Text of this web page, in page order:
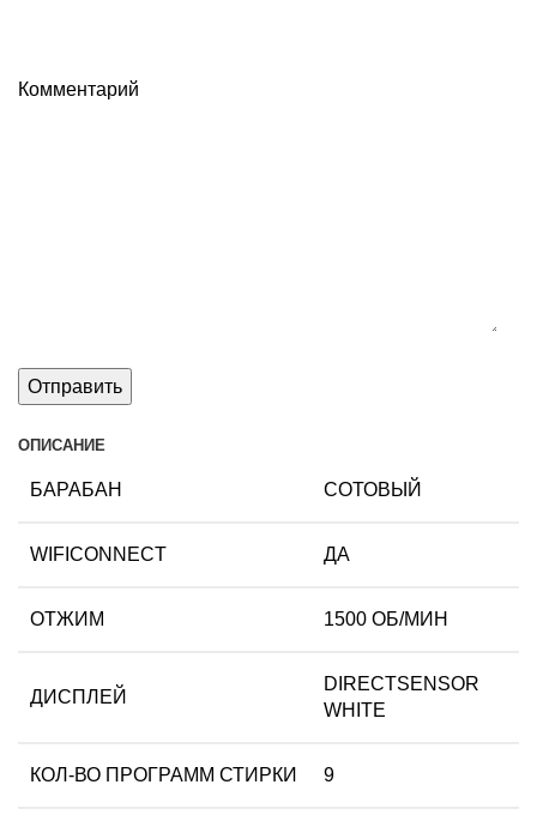
Комментарий
ОПИСАНИЕ
БАРАБАН СОТОВЫЙ
WIFICONNECT ДА
ОТЖИМ 1500 ОБ/МИН
ДИСПЛЕЙ
DIRECTSENSOR
WHITE
КОЛ-ВО ПРОГРАММ СТИРКИ 9